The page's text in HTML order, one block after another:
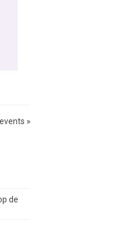
»
de